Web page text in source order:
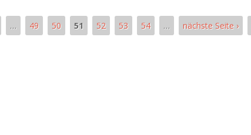
… 49 50 51 52 53 54 … nächste Seite ›